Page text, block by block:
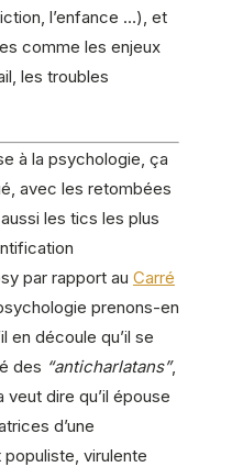
l’enfance …), et
comme les enjeux
les troubles
à la psychologie, ça
avec les retombées
les tics les plus
par rapport au Carré
prenons-en
en découle qu’il se
des “anticharlatans”,
dire qu’il épouse
d’une
virulente